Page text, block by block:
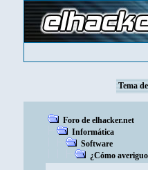
Tema
Foro de elhacker.net
Informática
Software
¿Cómo